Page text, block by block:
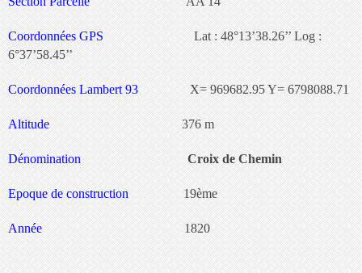
Coordonnées GPSLat : 48°13’38.26’’ Log :
6°37’58.45’’
Coordonnées Lambert 93X= 969682.95 Y= 6798088.71
Altitude376 m
Dénomination Croix de Chemin
Epoque de construction19ème
Année1820